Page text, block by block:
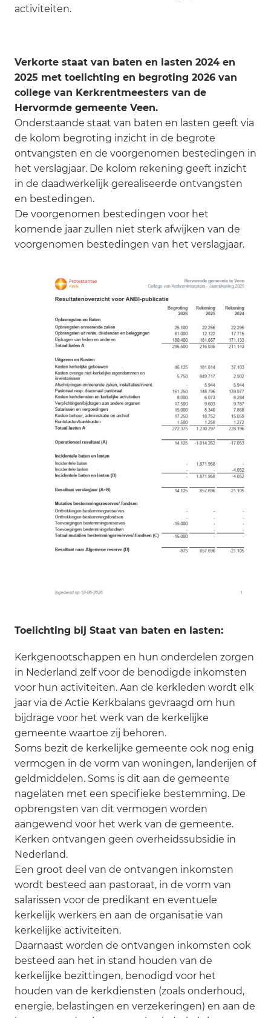
activiteiten.
Verkorte staat van baten en lasten 2024 en
2025 met toelichting en begroting 2026 van
college van Kerkrentmeesters van de
Hervormde gemeente Veen.
Onderstaande staat van baten en lasten geeft via
de kolom begroting inzicht in de begrote
ontvangsten en de voorgenomen bestedingen in
het verslagjaar. De kolom rekening geeft inzicht
in de daadwerkelijk gerealiseerde ontvangsten
en bestedingen.
De voorgenomen bestedingen voor het
komende jaar zullen niet sterk afwijken van de
voorgenomen bestedingen van het verslagjaar.
Toelichting bij Staat van baten en lasten:
Kerkgenootschappen en hun onderdelen zorgen
in Nederland zelf voor de benodigde inkomsten
voor hun activiteiten. Aan de kerkleden wordt elk
jaar via de Actie Kerkbalans gevraagd om hun
bijdrage voor het werk van de kerkelijke
gemeente waartoe zij behoren.
Soms bezit de kerkelijke gemeente ook nog enig
vermogen in de vorm van woningen, landerijen of
geldmiddelen. Soms is dit aan de gemeente
nagelaten met een specifieke bestemming. De
opbrengsten van dit vermogen worden
aangewend voor het werk van de gemeente.
Kerken ontvangen geen overheidssubsidie in
Nederland.
Een groot deel van de ontvangen inkomsten
wordt besteed aan pastoraat, in de vorm van
salarissen voor de predikant en eventuele
kerkelijk werkers en aan de organisatie van
kerkelijke activiteiten.
Daarnaast worden de ontvangen inkomsten ook
besteed aan het in stand houden van de
kerkelijke bezittingen, benodigd voor het
houden van de kerkdiensten (zoals onderhoud,
energie, belastingen en verzekeringen) en aan de